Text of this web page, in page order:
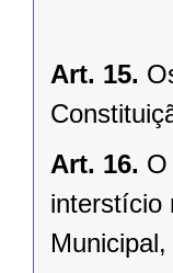
Art. 15.
Art. 16.
interstício